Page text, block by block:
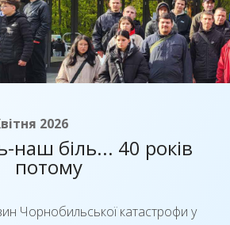
2026
наш біль... 40 років
потому
Чорнобильської катастрофи у